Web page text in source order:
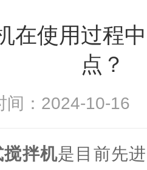
在使用过程
点？
间：2024-10-
搅拌机是目前先